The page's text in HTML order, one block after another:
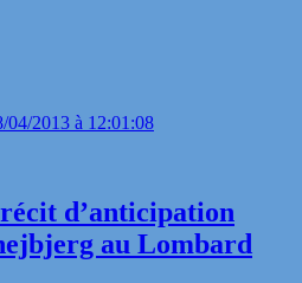
04/2013 à 12:01:08
d’anticipation
au Lombard